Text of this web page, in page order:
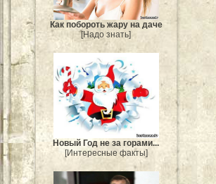
Как побороть жару на даче
[Надо знать]
Новый Год не за горами...
[Интересные факты]